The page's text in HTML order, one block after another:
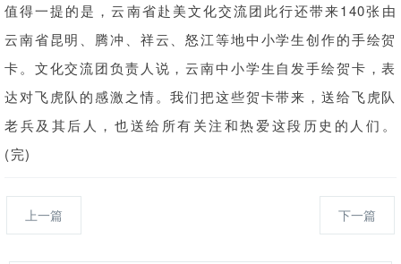
值得一提的是，云南省赴美文化交流团此行还带来140张由
云南省昆明、腾冲、祥云、怒江等地中小学生创作的手绘贺
卡。文化交流团负责人说，云南中小学生自发手绘贺卡，表
达对飞虎队的感激之情。我们把这些贺卡带来，送给飞虎队
老兵及其后人，也送给所有关注和热爱这段历史的人们。
(完)
上一篇 下一篇